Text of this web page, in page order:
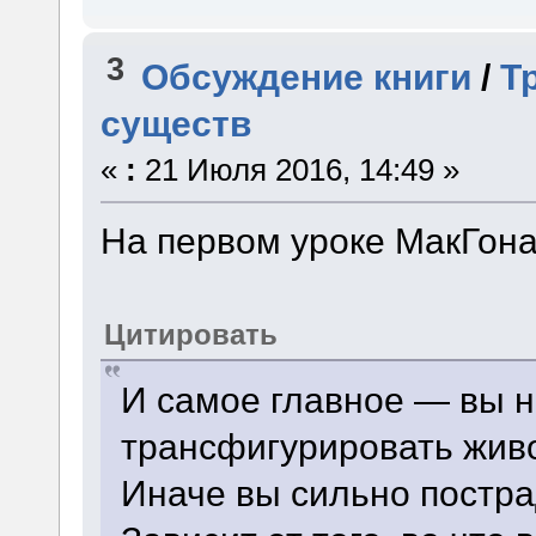
3 Обсуждение книги /
существ
« : 21 Июля 2016, 14:49 »
На первом уроке
Цитировать
И самое главное — вы
трансфигурировать
Иначе вы сильно